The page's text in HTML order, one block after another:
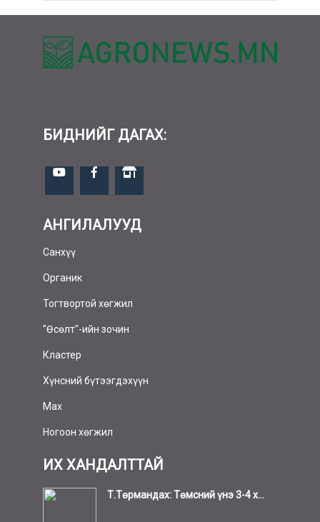
БИДНИЙГ ДАГАХ:
АНГИЛАЛУУД
Санхүү
Органик
Тогтвортой хөгжил
"Өсөлт"-ийн зочин
Кластер
Хүнсний бүтээгдэхүүн
Мах
Ногоон хөгжил
ИХ ХАНДАЛТТАЙ
Т.Төрмандах: Төмсний үнэ 3-4 х...